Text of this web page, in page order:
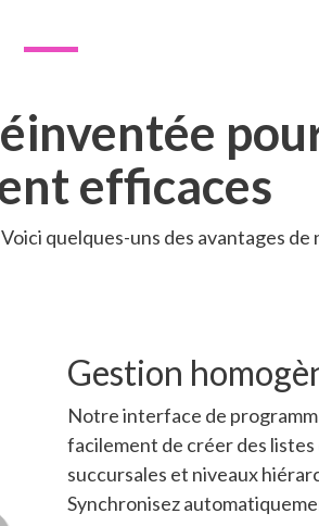
efficaces
quelques-uns des avantages
Gestion
Notre interface de
facilement de créer des
succursales et niveaux
Synchronisez